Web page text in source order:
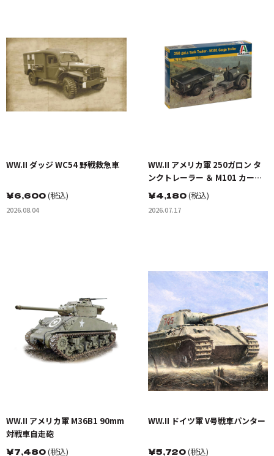
WW.II ダッジ WC54 野戦救急車
￥6,600(税込)
2026.08.04
WW.II アメリカ軍 250ガロン タ
ンクトレーラー ＆ M101 カーゴ
トレーラー
￥4,180(税込)
2026.07.17
WW.II アメリカ軍 M36B1 90mm
対戦車自走砲
￥7,480(税込)
WW.II ドイツ軍 V号戦車パンター
￥5,720(税込)